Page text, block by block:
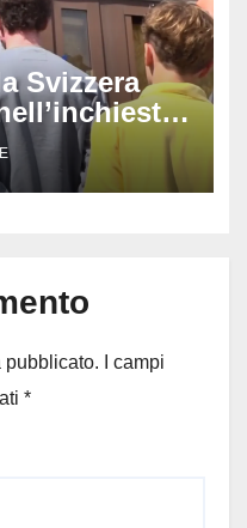
Svizzera
la richiesta
civile
pubblicato.
I campi
*